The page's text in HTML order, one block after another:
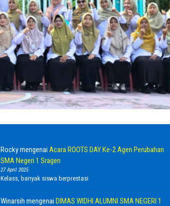
RockymengenaiAcara ROOTS DAY Ke-2 Agen Perubahan
SMA Negeri 1 Sragen
27 April 2025
Kelass, banyak siswa berprestasi
Winarsih mengenaiDIMAS WIDHI ALUMNI SMA NEGERI 1